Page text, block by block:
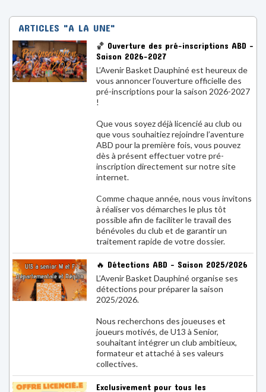
!
Que vous soyez déjà licencié au club ou
que vous souhaitiez rejoindre l’aventure
ABD pour la première fois, vous pouvez
dès à présent effectuer votre pré-
inscription directement sur notre site
internet.
Comme chaque année, nous vous invitons
à réaliser vos démarches le plus tôt
possible afin de faciliter le travail des
bénévoles du club et de garantir un
traitement rapide de votre dossier.
L’Avenir Basket Dauphiné organise ses
détections pour préparer la saison
2025/2026.
Nous recherchons des joueuses et
joueurs motivés, de U13 à Senior,
souhaitant intégrer un club ambitieux,
formateur et attaché à ses valeurs
collectives.
licencié·e·s ABD 🏀
Maison Rodrigues, c’est votre spot pour le
petit-déjeuner, le goûter ou un encas
après l’entraînement
-5% SUR TOUT LE MAGASIN !
Exclusivement pour tous les licencié·e·s
ABD